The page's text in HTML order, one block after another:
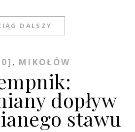
DALSZY
, MIKOŁÓW
dopływ
stawu